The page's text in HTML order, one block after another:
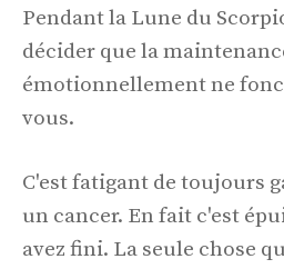
Pendant la Lune du
décider que la
émotionnellement ne
vous.
C'est fatigant de toujours
un cancer. En fait c'est
avez fini. La seule chose